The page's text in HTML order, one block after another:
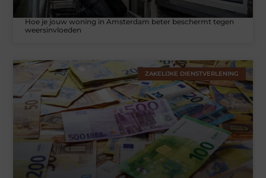
Hoe je jouw woning in Amsterdam beter beschermt tegen
weersinvloeden
ZAKELIJKE DIENSTVERLENING